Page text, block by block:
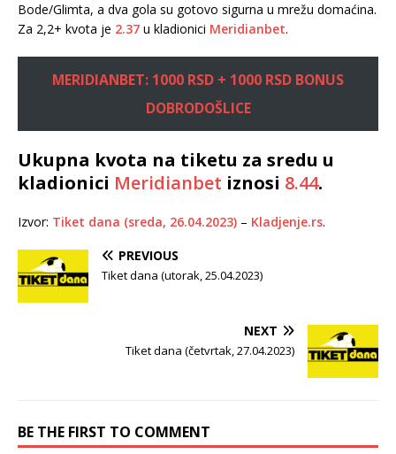
Bode/Glimta, a dva gola su gotovo sigurna u mrežu domaćina.
Za 2,2+ kvota je 2.37 u kladionici Meridianbet.
MERIDIANBET: 1000 RSD + 1000 RSD BONUS
DOBRODOŠLICE
Ukupna kvota na tiketu za sredu u
kladionici Meridianbet iznosi 8.44.
Izvor: Tiket dana (sreda, 26.04.2023) – Kladjenje.rs.
PREVIOUS
Tiket dana (utorak, 25.04.2023)
NEXT
Tiket dana (četvrtak, 27.04.2023)
BE THE FIRST TO COMMENT